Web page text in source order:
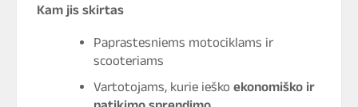
Kam jis skirtas
Paprastesniems motociklams ir
scooteriams
Vartotojams, kurie ieško ekonomiško ir